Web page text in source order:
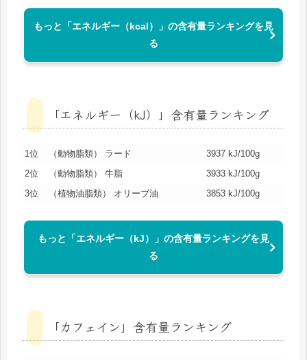
もっと「エネルギー（kcal）」の含有量ランキングを見
る
「エネルギー（kJ）」含有量ランキング
1位 （動物脂類） ラード
3937 kJ/100g
2位
（動物脂類） 牛脂
3933 kJ/100g
3位
（植物油脂類） オリーブ油 3853 kJ/100g
もっと「エネルギー（kJ）」の含有量ランキングを見
る
「カフェイン」含有量ランキング